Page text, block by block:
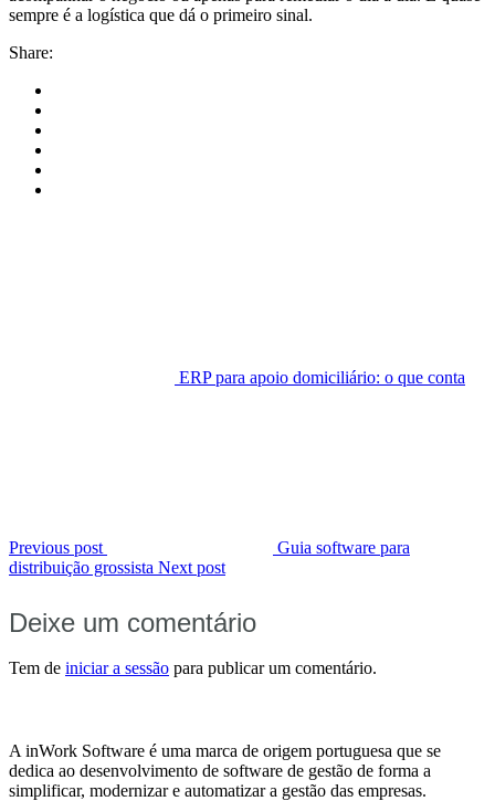
sempre é a logística que dá o primeiro sinal.
Share:
ERP para apoio domiciliário: o que conta
Previous post
Guia software para
distribuição grossista Next post
Deixe um comentário
Tem de iniciar a sessão para publicar um comentário.
A inWork Software é uma marca de origem portuguesa que se
dedica ao desenvolvimento de software de gestão de forma a
simplificar, modernizar e automatizar a gestão das empresas.